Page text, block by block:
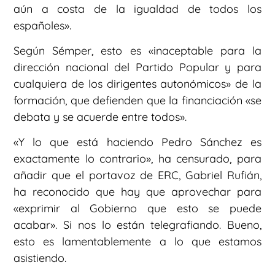
aún a costa de la igualdad de todos los
españoles».
Según Sémper, esto es «inaceptable para la
dirección nacional del Partido Popular y para
cualquiera de los dirigentes autonómicos» de la
formación, que defienden que la financiación «se
debata y se acuerde entre todos».
«Y lo que está haciendo Pedro Sánchez es
exactamente lo contrario», ha censurado, para
añadir que el portavoz de ERC, Gabriel Rufián,
ha reconocido que hay que aprovechar para
«exprimir al Gobierno que esto se puede
acabar». Si nos lo están telegrafiando. Bueno,
esto es lamentablemente a lo que estamos
asistiendo.